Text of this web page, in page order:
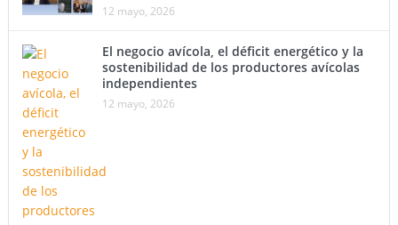
12 mayo, 2026
El negocio avícola, el déficit energético y la
sostenibilidad de los productores avícolas
independientes
12 mayo, 2026